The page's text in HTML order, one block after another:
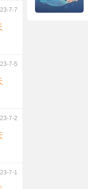
7-7
7-5
7-2
7-1